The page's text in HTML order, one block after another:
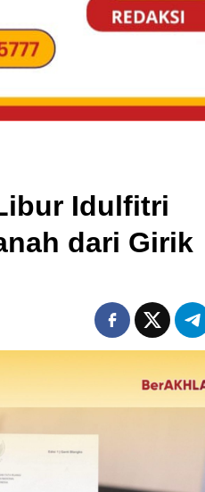
Idulfitri
dari Girik